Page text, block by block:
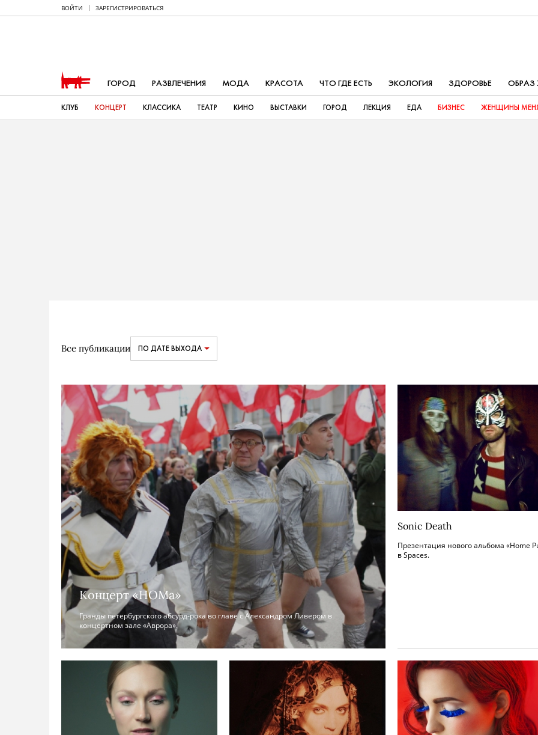
ВОЙТИ ЗАРЕГИСТРИРОВАТЬСЯ
ГОРОД РАЗВЛЕЧЕНИЯ МОДА КРАСОТА ЧТО ГДЕ ЕСТЬ ЭКОЛОГИЯ ЗДОРОВЬЕ
КЛУБ КОНЦЕРТ КЛАССИКА ТЕАТР КИНО ВЫСТАВКИ ГОРОД ЛЕКЦИЯ ЕДА БИЗНЕС ЖЕНЩИНЫ
Все публикации ПО ДАТЕ ВЫХОДА
Концерт «НОМа»
Гранды петербургского абсурд-рока во главе с Александром Ливером в
концертном зале «Аврора».
Sonic Death
Презентация нового альбома «Home
в Spaces.